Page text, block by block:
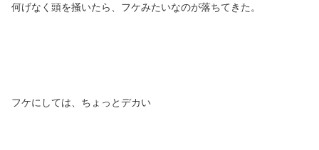
何げなく頭を掻いたら、フケみたいなのが落ちてきた。
フケにしては、ちょっとデカい